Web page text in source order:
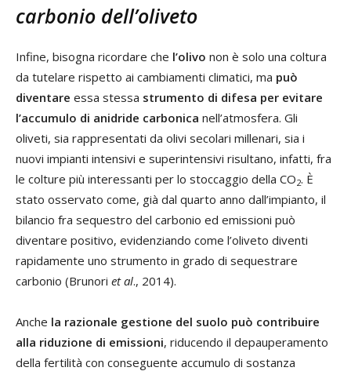
carbonio dell’oliveto
Infine, bisogna ricordare che l’olivo non è solo una coltura
da tutelare rispetto ai cambiamenti climatici, ma può
diventare essa stessa strumento di difesa per evitare
l’accumulo di anidride carbonica nell’atmosfera. Gli
oliveti, sia rappresentati da olivi secolari millenari, sia i
nuovi impianti intensivi e superintensivi risultano, infatti, fra
le colture più interessanti per lo stoccaggio della CO2. È
stato osservato come, già dal quarto anno dall’impianto, il
bilancio fra sequestro del carbonio ed emissioni può
diventare positivo, evidenziando come l’oliveto diventi
rapidamente uno strumento in grado di sequestrare
carbonio (Brunori et al., 2014).
Anche la razionale gestione del suolo può contribuire
alla riduzione di emissioni, riducendo il depauperamento
della fertilità con conseguente accumulo di sostanza